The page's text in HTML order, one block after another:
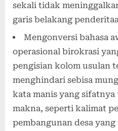
sekali tidak
garis belakang
Mengonversi bahasa
operasional birokrasi
pengisian kolom usulan
menghindari sebisa
kata manis yang sifatnya
makna, seperti kalimat
pembangunan desa